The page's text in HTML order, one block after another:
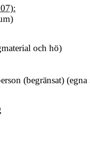
:
och hö)
(begränsat) (egna